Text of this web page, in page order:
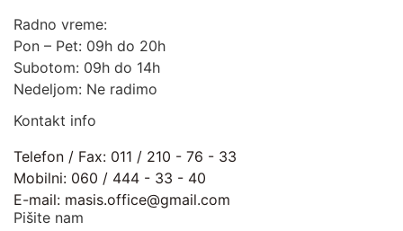
Radno vreme:
Pon – Pet: 09h do 20h
Subotom: 09h do 14h
Nedeljom: Ne radimo
Kontakt info
Telefon / Fax: 011 / 210 - 76 - 33
Mobilni: 060 / 444 - 33 - 40
E-mail: masis.office@gmail.com
Pišite nam